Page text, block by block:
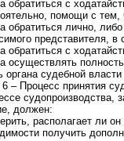
обратиться с
помощи с
обратиться лично,
представителя,
обратиться с
осуществлять
органа судебной власти
6 – Процесс принятия
судопроизводства,
должен:
располагает ли
получить